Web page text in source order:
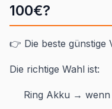
100€?
👉 Die beste günstige
Die richtige Wahl ist:
Ring Akku →